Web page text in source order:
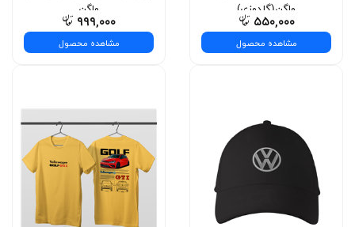
واگن
۹۹۹,۰۰۰
مشاهده محصول
واگن(گلدوزی)
۵۵۰,۰۰۰
مشاهده محصول